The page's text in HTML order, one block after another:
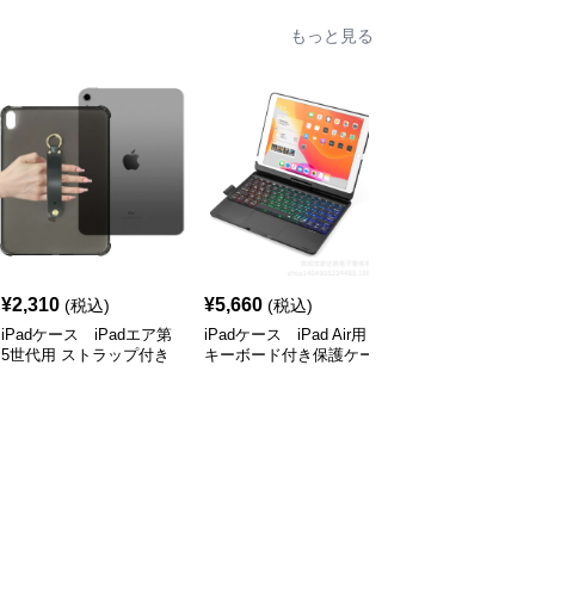
もっと見る
¥2,310 (税込)
iPadケース iPadエア第
5世代用 ストラップ付き
¥5,660 (税込)
iPadケース iPad Air用
キーボード付き保護ケー